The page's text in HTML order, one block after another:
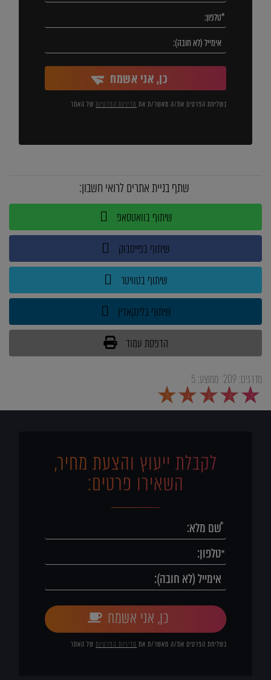
כן, אני אשמח
בשליחת הפרטים את/ה מאשר/ת את מדיניות הפרטיותשל האתר
שתף בניית אתרים לרואי חשבון:
שיתוף בוואטסאפ
שיתוף בפייסבוק
שיתוף בטוויטר
שיתוף בלינקאדין
הדפסת עמוד
מדרגים:209 ממוצע:5
1
2
3
4
5
לקבלת ייעוץ והצעת מחיר,
השאירו פרטים:
כן, אני אשמח
בשליחת הפרטים את/ה מאשר/ת את מדיניות הפרטיותשל האתר